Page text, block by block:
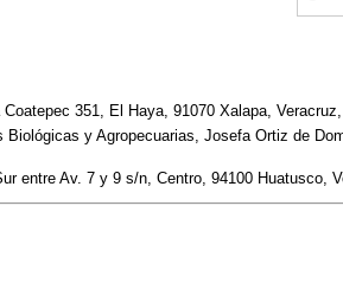
351, El Haya, 91070 Xalapa,
y Agropecuarias, Josefa Ortiz de
entre Av. 7 y 9 s/n, Centro, 94100 Huatusco,